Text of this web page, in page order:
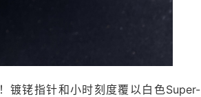
镀铑指针和小时刻度覆以白色Super-